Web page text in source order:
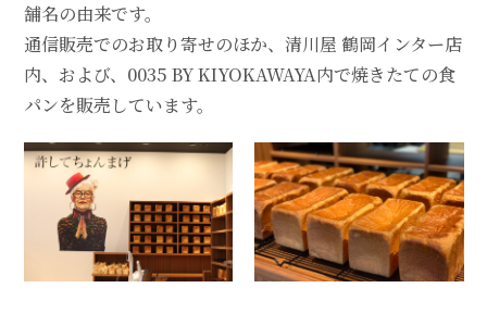
舗名の由来です。
通信販売でのお取り寄せのほか、清川屋 鶴岡インター店
内、および、0035 BY KIYOKAWAYA内で焼きたての食
パンを販売しています。